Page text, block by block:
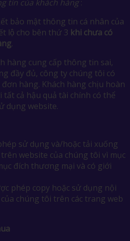
tin của khách hàng :
bảo mật thông tin cá nhân của
lộ cho bên thứ 3 khi chưa có
.
hàng cung cấp thông tin sai,
đầy đủ, công ty chúng tôi có
hàng. Khách hàng chịu hoàn
cả hậu quả tài chính có thể
dụng website.
sử dụng và/hoặc tải xuống
website của chúng tôi vì mục
đích thương mại và có giới
phép copy hoặc sử dụng nội
chúng tôi trên các trang web